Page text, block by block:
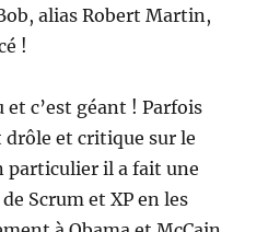
alias Robert Martin,
!
et c’est géant ! Parfois
drôle et critique sur le
particulier il a fait une
Scrum et XP en les